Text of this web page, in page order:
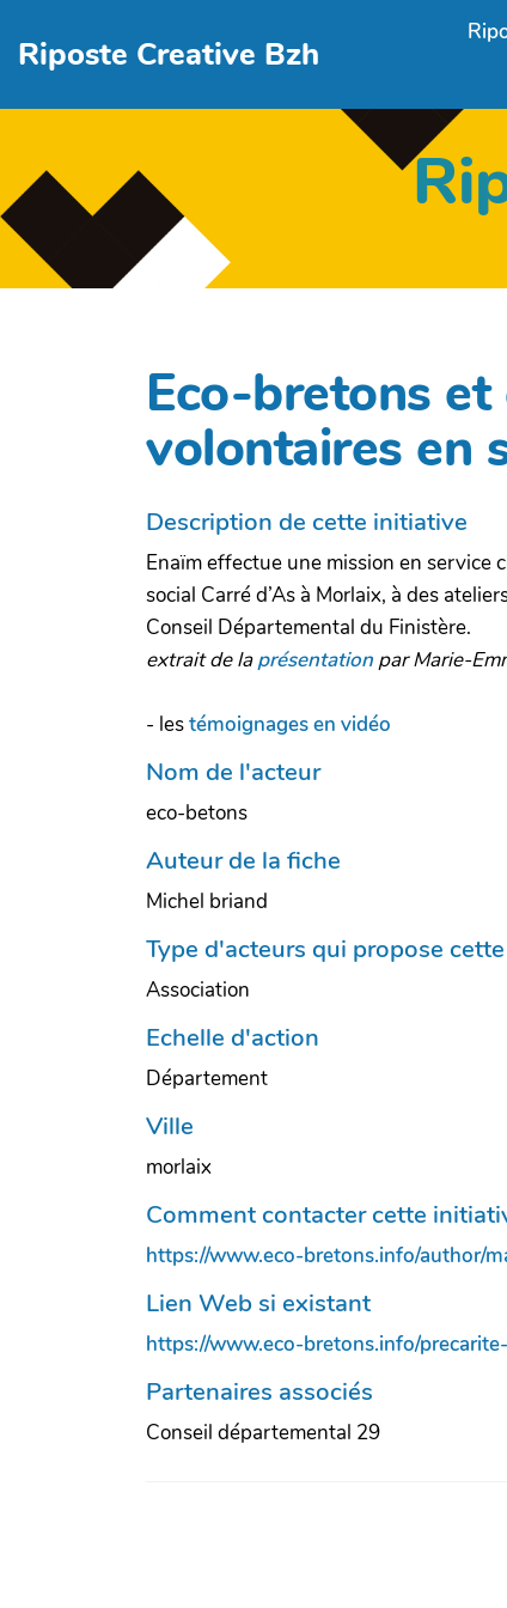
Riposte Creative Bzh
Eco-bretons
volontaires en
Description de cette initiative
Enaïm effectue une mission en service
social Carré d’As à Morlaix, à des
Conseil Départemental du Finistère.
extrait de laprésentation par Marie-
- lestémoignages en vidéo
Nom de l'acteur
eco-betons
Auteur de la fiche
Michel briand
Type d'acteurs qui propose
Association
Echelle d'action
Département
Ville
morlaix
Comment contacter cette
https://www.eco-bretons.info/author/
Lien Web si existant
https://www.eco-bretons.info/
Partenaires associés
Conseil départemental 29